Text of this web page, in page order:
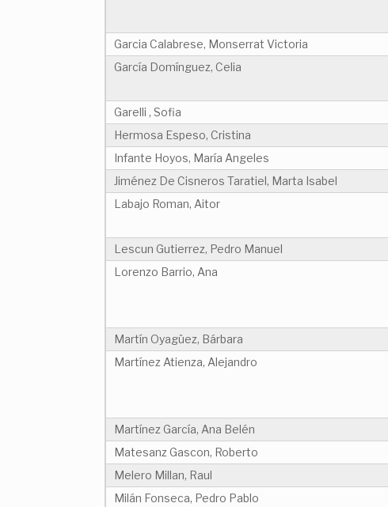
Garcia Calabrese, Monserrat Victoria
García Domínguez, Celia
Garelli , Sofia
Hermosa Espeso, Cristina
Infante Hoyos, María Angeles
Jiménez De Cisneros Taratiel, Marta Isabel
Labajo Roman, Aitor
Lescun Gutierrez, Pedro Manuel
Lorenzo Barrio, Ana
Martín Oyagüez, Bárbara
Martínez Atienza, Alejandro
Martínez García, Ana Belén
Matesanz Gascon, Roberto
Melero Millan, Raul
Milán Fonseca, Pedro Pablo